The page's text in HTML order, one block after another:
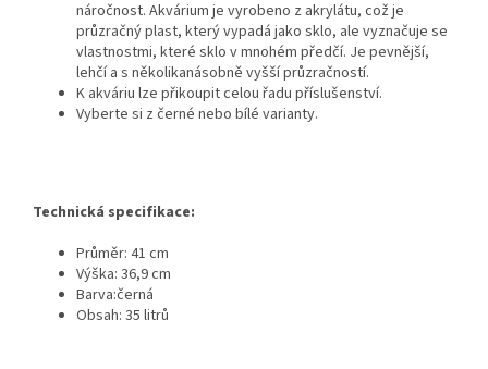
náročnost. Akvárium je vyrobeno z akrylátu, což je
průzračný plast, který vypadá jako sklo, ale vyznačuje se
vlastnostmi, které sklo v mnohém předčí. Je pevnější,
lehčí a s několikanásobně vyšší průzračností.
K akváriu lze přikoupit celou řadu příslušenství.
Vyberte si z černé nebo bílé varianty.
Technická specifikace:
Průměr: 41 cm
Výška: 36,9 cm
Barva:černá
Obsah: 35 litrů